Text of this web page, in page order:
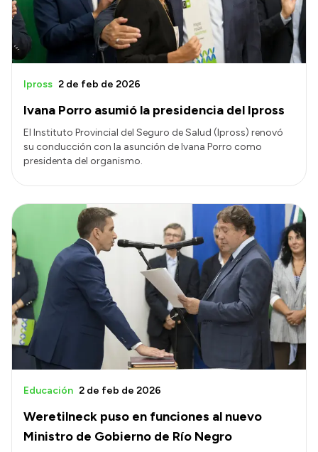
Ivana Porro asumió la presidencia del Ipross
Ipross 2 de feb de 2026
El Instituto Provincial del Seguro de Salud (Ipross) renovó
su conducción con la asunción de Ivana Porro como
presidenta del organismo.
Weretilneck puso en funciones al nuevo
Ministro de Gobierno de Río Negro
Educación 2 de feb de 2026